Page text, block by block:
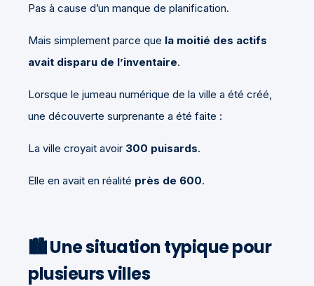
Pas à cause d’un manque de planification.
Mais simplement parce que la moitié des actifs
avait disparu de l’inventaire.
Lorsque le jumeau numérique de la ville a été créé,
une découverte surprenante a été faite :
La ville croyait avoir 300 puisards.
Elle en avait en réalité près de 600.
🏙️ Une situation typique pour
plusieurs villes